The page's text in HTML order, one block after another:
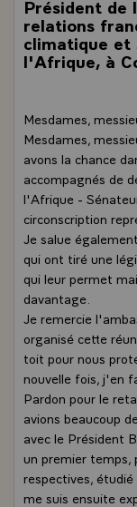
Président de
relations
climatique et
l'Afrique, à
Mesdames,
Mesdames,
avons la chance
accompagnés de
l'Afrique -
circonscription
Je salue
qui ont tiré une
qui leur permet
davantage.
Je remercie
organisé cette
toit pour nous
nouvelle fois, j'en
Pardon pour le
avions beaucoup
avec le Président
un premier temps,
respectives,
me suis ensuite